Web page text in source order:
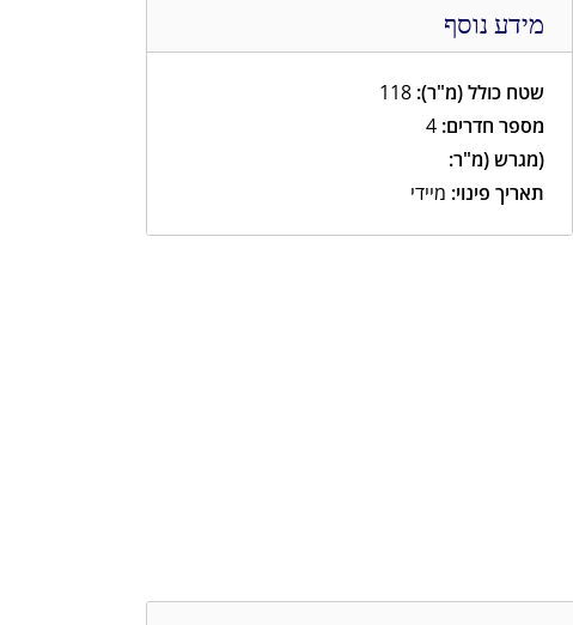
מידע נוסף
שטח כולל (מ"ר):
מספר חדרים:
(מגרש (מ"ר:
תאריך פינוי: מיידי